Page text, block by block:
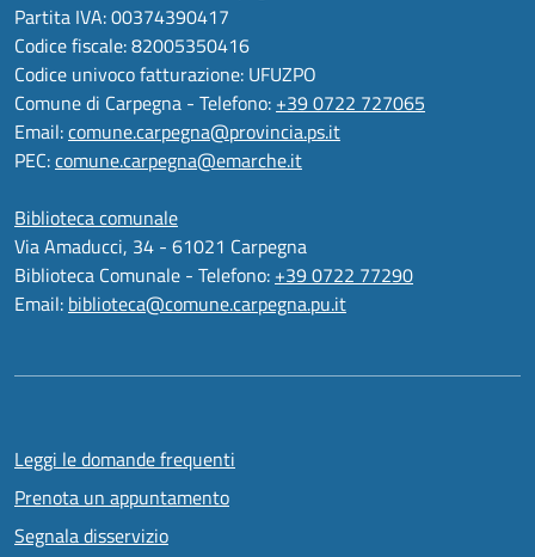
Partita IVA: 00374390417
Codice fiscale: 82005350416
Codice univoco fatturazione: UFUZPO
Comune di Carpegna - Telefono: +39 0722 727065
Email:comune.carpegna@provincia.ps.it
PEC:comune.carpegna@emarche.it
Biblioteca comunale
Via Amaducci, 34 - 61021 Carpegna
Biblioteca Comunale - Telefono: +39 0722 77290
Email: biblioteca@comune.carpegna.pu.it
Leggi le domande frequenti
Prenota un appuntamento
Segnala disservizio